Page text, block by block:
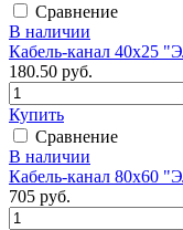
Сравнение
В наличии
Кабель-канал 40х25
180.50 руб.
Купить
Сравнение
В наличии
Кабель-канал 80х60
705 руб.